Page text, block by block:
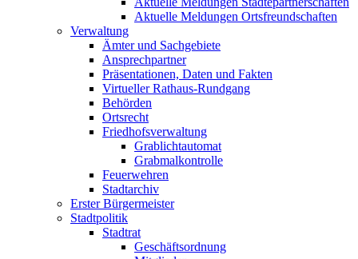
Aktuelle Meldungen Ortsfreundschaften
Verwaltung
Ämter und Sachgebiete
Ansprechpartner
Präsentationen, Daten und Fakten
Virtueller Rathaus-Rundgang
Behörden
Ortsrecht
Friedhofsverwaltung
Grablichtautomat
Grabmalkontrolle
Feuerwehren
Stadtarchiv
Erster Bürgermeister
Stadtpolitik
Stadtrat
Geschäftsordnung